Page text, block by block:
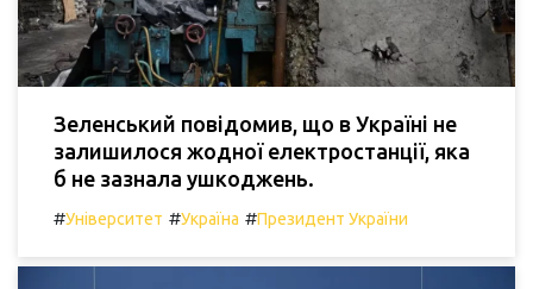
Зеленський повідомив, що в Україні не
залишилося жодної електростанції, яка
б не зазнала ушкоджень.
#Університет #Україна #Президент України